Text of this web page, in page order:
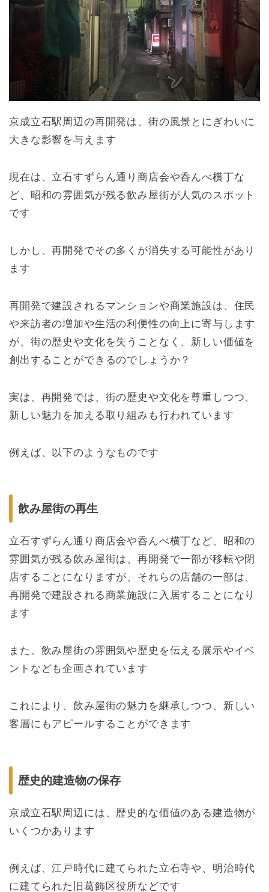
京成立石駅周辺の再開発は、街の風景とにぎわいに
大きな影響を与えます
現在は、立石すずらん通り商店会や呑んべ横丁な
ど、昭和の雰囲気が残る飲み屋街が人気のスポット
です
しかし、再開発でその多くが消失する可能性があり
ます
再開発で建設されるマンションや商業施設は、住民
や来訪者の増加や生活の利便性の向上に寄与します
が、街の歴史や文化を失うことなく、新しい価値を
創出することができるのでしょうか？
実は、再開発では、街の歴史や文化を尊重しつつ、
新しい魅力を加える取り組みも行われています
例えば、以下のようなものです
飲み屋街の再生
立石すずらん通り商店会や呑んべ横丁など、昭和の
雰囲気が残る飲み屋街は、再開発で一部が移転や閉
店することになりますが、それらの店舗の一部は、
再開発で建設される商業施設に入居することになり
ます
また、飲み屋街の雰囲気や歴史を伝える展示やイベ
ントなども企画されています
これにより、飲み屋街の魅力を継承しつつ、新しい
客層にもアピールすることができます
歴史的建造物の保存
京成立石駅周辺には、歴史的な価値のある建造物が
いくつかあります
例えば、江戸時代に建てられた立石寺や、明治時代
に建てられた旧葛飾区役所などです